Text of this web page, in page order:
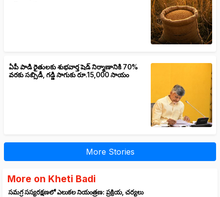
ఏపీ పాడి రైతులకు శుభవార్త షెడ్ నిర్మాణానికి 70%
వరకు సబ్సిడీ, గడ్డి సాగుకు రూ.15,000 సాయం
More Stories
More on Kheti Badi
సమగ్ర సస్యరక్షణలో ఎలుకల నియంత్రణ: ప్రక్రియ, చర్యలు